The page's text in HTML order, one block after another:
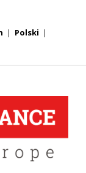
| Polski |